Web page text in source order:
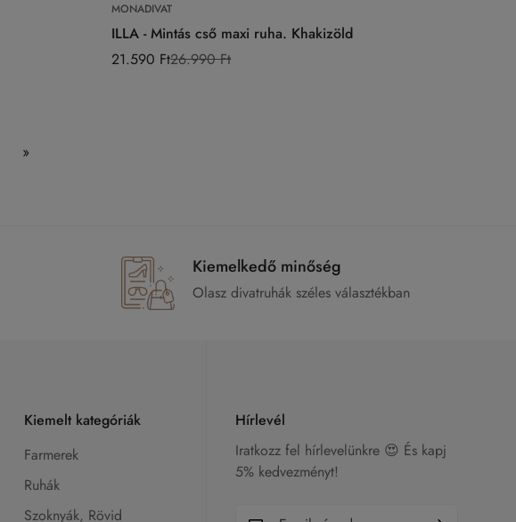
MONADIVAT
ILLA - Mintás cső maxi ruha. Khakizöld
Eladási
21.590 Ft
Normál
26.990 Ft
»
Kiemelkedő minőség
Olasz divatruhák széles választékban
Kiemelt kategóriák
Farmerek
Ruhák
Szoknyák, Rövid
Hírlevél
Iratkozz fel hírlevelünkre 😍 És kapj
5% kedvezményt!